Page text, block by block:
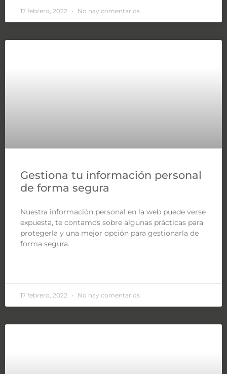
17 febrero, 2022 No hay comentarios
Gestiona tu información personal
de forma segura
Nuestra información personal en la web puede verse
expuesta, te contamos sobre algunas prácticas para
protegerla y una mejor opción para gestionarla de
forma segura.
17 febrero, 2022 No hay comentarios